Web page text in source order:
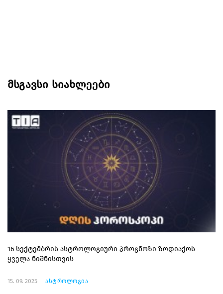
მსგავსი სიახლეები
16 სექტემბრის ასტროლოგიური პროგნოზი ზოდიაქოს
ყველა ნიშნისთვის
15. 09. 2025 ასტროლოგია